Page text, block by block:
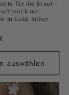
für die Braut –
mit
in Gold, Silber
auswählen